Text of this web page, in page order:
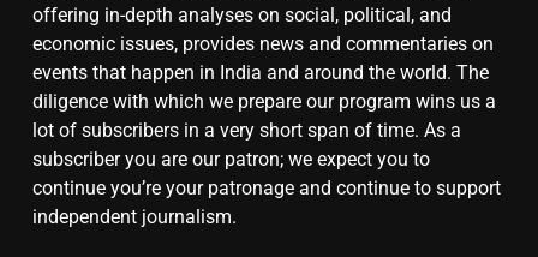
गाजा युद्धविराम को लेकर बड़ी खबरें
8
चुनाव से पहले लालू परिवार पर बड़ा झटका,
दिल्ली कोर्ट ने IRCTC घोटाले में आरोप
तय किए
offering in-depth analyses on social, political, and
economic issues, provides news and commentaries on
events that happen in India and around the world. The
diligence with which we prepare our program wins us a
lot of subscribers in a very short span of time. As a
subscriber you are our patron; we expect you to
continue you’re your patronage and continue to support
independent journalism.